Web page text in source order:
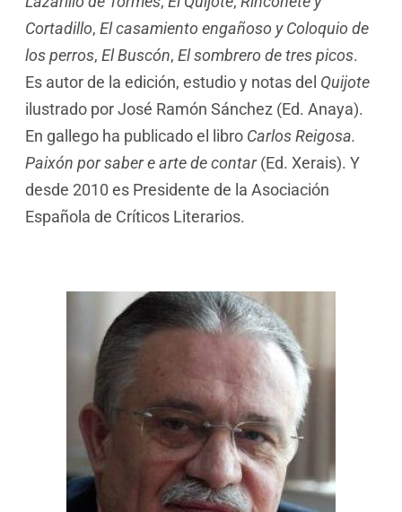
Cortadillo, El casamiento engañoso y Coloquio de
los perros, El Buscón, El sombrero de tres picos.
Es autor de la edición, estudio y notas del Quijote
ilustrado por José Ramón Sánchez (Ed. Anaya).
En gallego ha publicado el libro Carlos Reigosa.
Paixón por saber e arte de contar(Ed. Xerais). Y
desde 2010 es Presidente de la Asociación
Española de Críticos Literarios.